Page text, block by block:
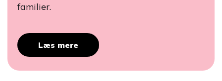
familier.
Læs mere